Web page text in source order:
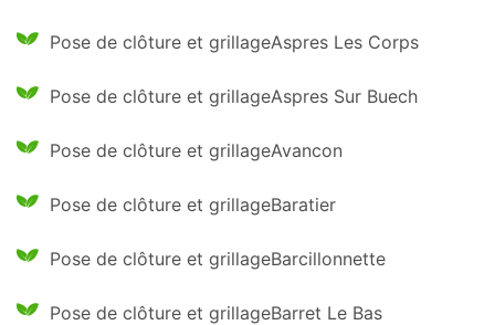
Pose de clôture et grillageAspres Les Corps
Pose de clôture et grillageAspres Sur Buech
Pose de clôture et grillageAvancon
Pose de clôture et grillageBaratier
Pose de clôture et grillageBarcillonnette
Pose de clôture et grillageBarret Le Bas